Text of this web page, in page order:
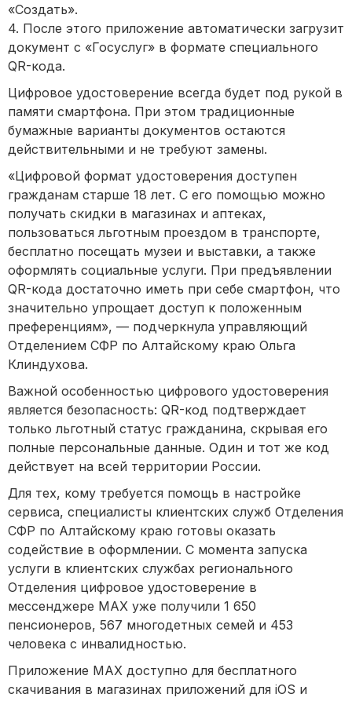
«Создать».
4. После этого приложение автоматически загрузит
документ с «Госуслуг» в формате специального
QR-кода.
Цифровое удостоверение всегда будет под рукой в
памяти смартфона. При этом традиционные
бумажные варианты документов остаются
действительными и не требуют замены.
«Цифровой формат удостоверения доступен
гражданам старше 18 лет. С его помощью можно
получать скидки в магазинах и аптеках,
пользоваться льготным проездом в транспорте,
бесплатно посещать музеи и выставки, а также
оформлять социальные услуги. При предъявлении
QR-кода достаточно иметь при себе смартфон, что
значительно упрощает доступ к положенным
преференциям», — подчеркнула управляющий
Отделением СФР по Алтайскому краю Ольга
Клиндухова.
Важной особенностью цифрового удостоверения
является безопасность: QR-код подтверждает
только льготный статус гражданина, скрывая его
полные персональные данные. Один и тот же код
действует на всей территории России.
Для тех, кому требуется помощь в настройке
сервиса, специалисты клиентских служб Отделения
СФР по Алтайскому краю готовы оказать
содействие в оформлении. С момента запуска
услуги в клиентских службах регионального
Отделения цифровое удостоверение в
мессенджере МАХ уже получили 1 650
пенсионеров, 567 многодетных семей и 453
человека с инвалидностью.
Приложение МАХ доступно для бесплатного
скачивания в магазинах приложений для iOS и